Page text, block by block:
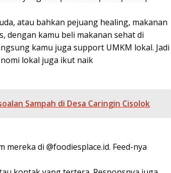
atau bahkan pejuang healing, makanan
dengan kamu beli makanan sehat di
kamu juga support UMKM lokal. Jadi
lokal juga ikut naik
Sampah di Desa Caringin Cisolok
di @foodiesplace.id. Feed-nya